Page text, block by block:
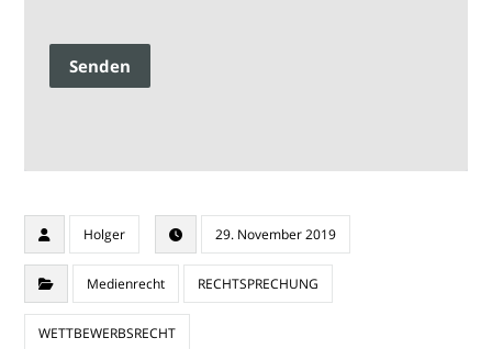
Senden
Holger 29. November 2019
Medienrecht RECHTSPRECHUNG
WETTBEWERBSRECHT